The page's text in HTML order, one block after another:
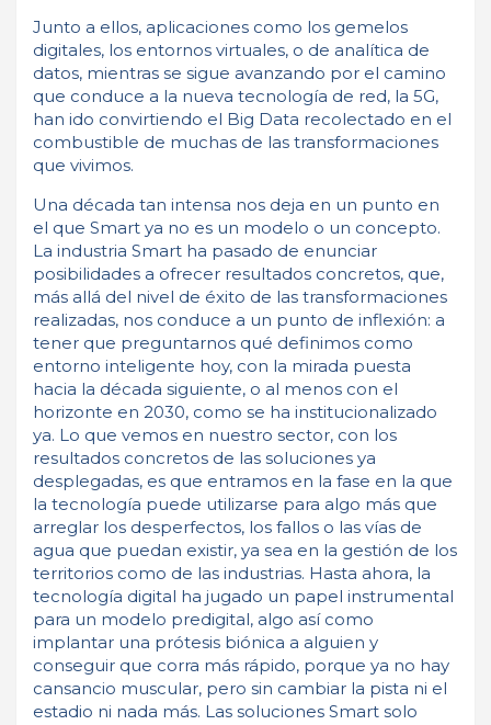
Junto a ellos, aplicaciones como los gemelos
digitales, los entornos virtuales, o de analítica de
datos, mientras se sigue avanzando por el camino
que conduce a la nueva tecnología de red, la 5G,
han ido convirtiendo el Big Data recolectado en el
combustible de muchas de las transformaciones
que vivimos.
Una década tan intensa nos deja en un punto en
el que Smart ya no es un modelo o un concepto.
La industria Smart ha pasado de enunciar
posibilidades a ofrecer resultados concretos, que,
más allá del nivel de éxito de las transformaciones
realizadas, nos conduce a un punto de inflexión: a
tener que preguntarnos qué definimos como
entorno inteligente hoy, con la mirada puesta
hacia la década siguiente, o al menos con el
horizonte en 2030, como se ha institucionalizado
ya. Lo que vemos en nuestro sector, con los
resultados concretos de las soluciones ya
desplegadas, es que entramos en la fase en la que
la tecnología puede utilizarse para algo más que
arreglar los desperfectos, los fallos o las vías de
agua que puedan existir, ya sea en la gestión de los
territorios como de las industrias. Hasta ahora, la
tecnología digital ha jugado un papel instrumental
para un modelo predigital, algo así como
implantar una prótesis biónica a alguien y
conseguir que corra más rápido, porque ya no hay
cansancio muscular, pero sin cambiar la pista ni el
estadio ni nada más. Las soluciones Smart solo